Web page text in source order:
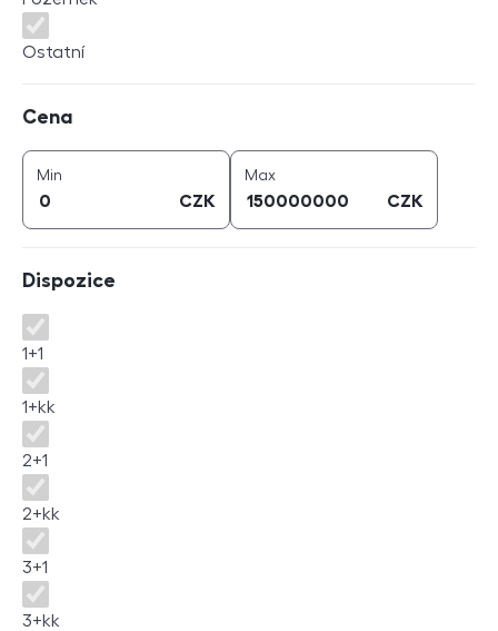
Ostatní
Cena
Min
CZK
Maxcena (
CZK
Dispozice
Dispozice
1+1
1+kk
2+1
2+kk
3+1
3+kk